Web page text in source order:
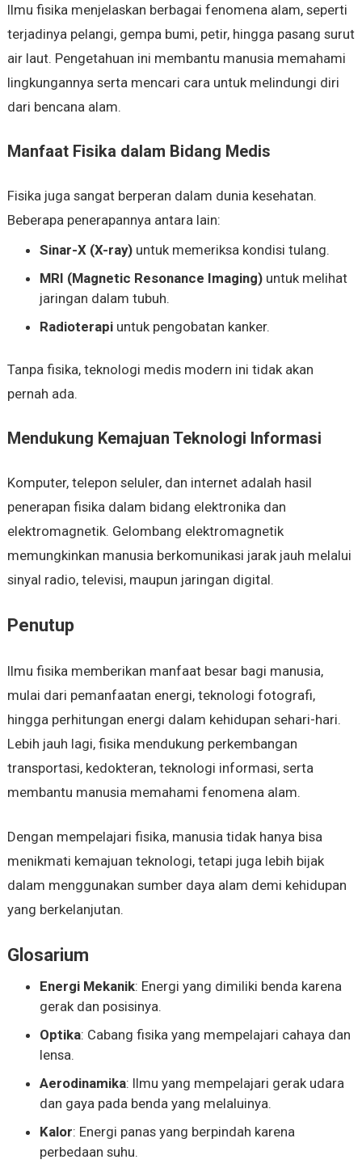
Ilmu fisika menjelaskan berbagai fenomena alam, seperti
terjadinya pelangi, gempa bumi, petir, hingga pasang surut
air laut. Pengetahuan ini membantu manusia memahami
lingkungannya serta mencari cara untuk melindungi diri
dari bencana alam.
Manfaat Fisika dalam Bidang Medis
Fisika juga sangat berperan dalam dunia kesehatan.
Beberapa penerapannya antara lain:
Sinar-X (X-ray)untuk memeriksa kondisi tulang.
MRI (Magnetic Resonance Imaging)untuk melihat
jaringan dalam tubuh.
Radioterapiuntuk pengobatan kanker.
Tanpa fisika, teknologi medis modern ini tidak akan
pernah ada.
Mendukung Kemajuan Teknologi Informasi
Komputer, telepon seluler, dan internet adalah hasil
penerapan fisika dalam bidang elektronika dan
elektromagnetik. Gelombang elektromagnetik
memungkinkan manusia berkomunikasi jarak jauh melalui
sinyal radio, televisi, maupun jaringan digital.
Penutup
Ilmu fisika memberikan manfaat besar bagi manusia,
mulai dari pemanfaatan energi, teknologi fotografi,
hingga perhitungan energi dalam kehidupan sehari-hari.
Lebih jauh lagi, fisika mendukung perkembangan
transportasi, kedokteran, teknologi informasi, serta
membantu manusia memahami fenomena alam.
Dengan mempelajari fisika, manusia tidak hanya bisa
menikmati kemajuan teknologi, tetapi juga lebih bijak
dalam menggunakan sumber daya alam demi kehidupan
yang berkelanjutan.
Glosarium
Energi Mekanik: Energi yang dimiliki benda karena
gerak dan posisinya.
Optika: Cabang fisika yang mempelajari cahaya dan
lensa.
Aerodinamika: Ilmu yang mempelajari gerak udara
dan gaya pada benda yang melaluinya.
Kalor: Energi panas yang berpindah karena
perbedaan suhu.